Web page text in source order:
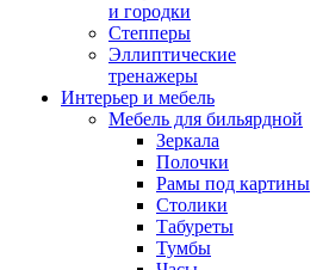
и городки
Степперы
Эллиптические
тренажеры
Интерьер и мебель
Мебель для бильярдной
Зеркала
Полочки
Рамы под картины
Столики
Табуреты
Тумбы